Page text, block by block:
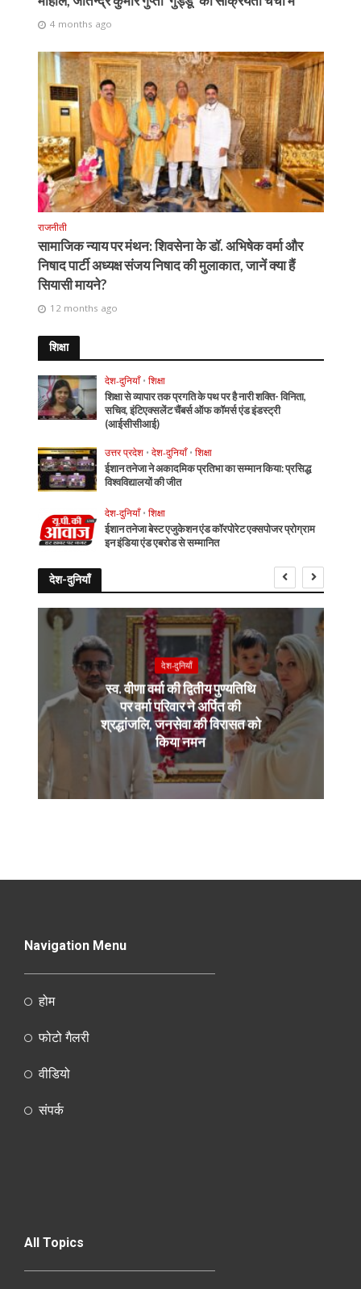
4 months ago
राजनीती
सामाजिक न्याय पर मंथन: शिवसेना के डॉ. अभिषेक वर्मा और
निषाद पार्टी अध्यक्ष संजय निषाद की मुलाकात, जानें क्या हैं
सियासी मायने?
12 months ago
शिक्षा
देश-दुनियाँ • शिक्षा
शिक्षा से व्यापार तक प्रगति के पथ पर है नारी शक्ति- विनिता,
सचिव, इंटिएक्सलेंट चैंबर्स ऑफ कॉमर्स एंड इंडस्ट्री
(आईसीसीआई)
उत्तर प्रदेश • देश-दुनियाँ • शिक्षा
ईशान तनेजा ने अकादमिक प्रतिभा का सम्मान किया: प्रसिद्ध
विश्वविद्यालयों की जीत
देश-दुनियाँ • शिक्षा
ईशान तनेजा बेस्ट एजुकेशन एंड कॉरपोरेट एक्सपोजर प्रोग्राम
इन इंडिया एंड एबरोड से सम्मानित
देश-दुनियाँ
देश-दुनियाँ
स्व. वीणा वर्मा की द्वितीय पुण्यतिथि
पर वर्मा परिवार ने अर्पित की
श्रद्धांजलि, जनसेवा की विरासत को
किया नमन
Navigation Menu
होम
फोटो गैलरी
वीडियो
संपर्क
All Topics